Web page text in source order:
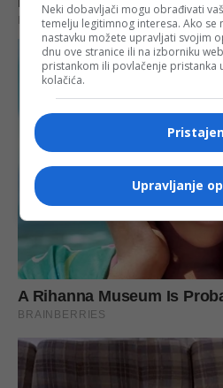
Neki dobavljači mogu obrađivati
temelju legitimnog interesa. Ako se
nastavku možete upravljati svojim
dnu ove stranice ili na izborniku
pristankom ili povlačenje pristanka
kolačića.
Upravljanje